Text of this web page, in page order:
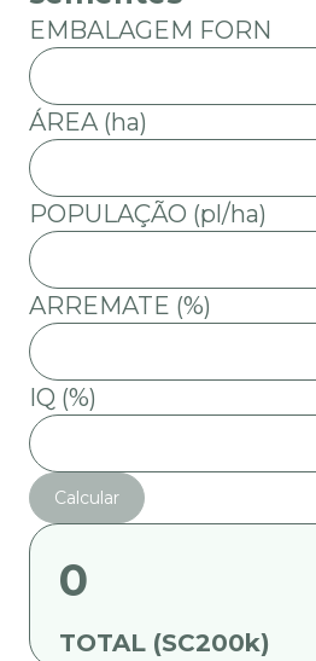
EMBALAGEM FORN
ÁREA (ha)
POPULAÇÃO (pl/ha)
ARREMATE (%)
IQ (%)
Calcular
0
TOTAL (SC200k)